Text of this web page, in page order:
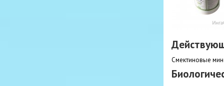
Смектиновые